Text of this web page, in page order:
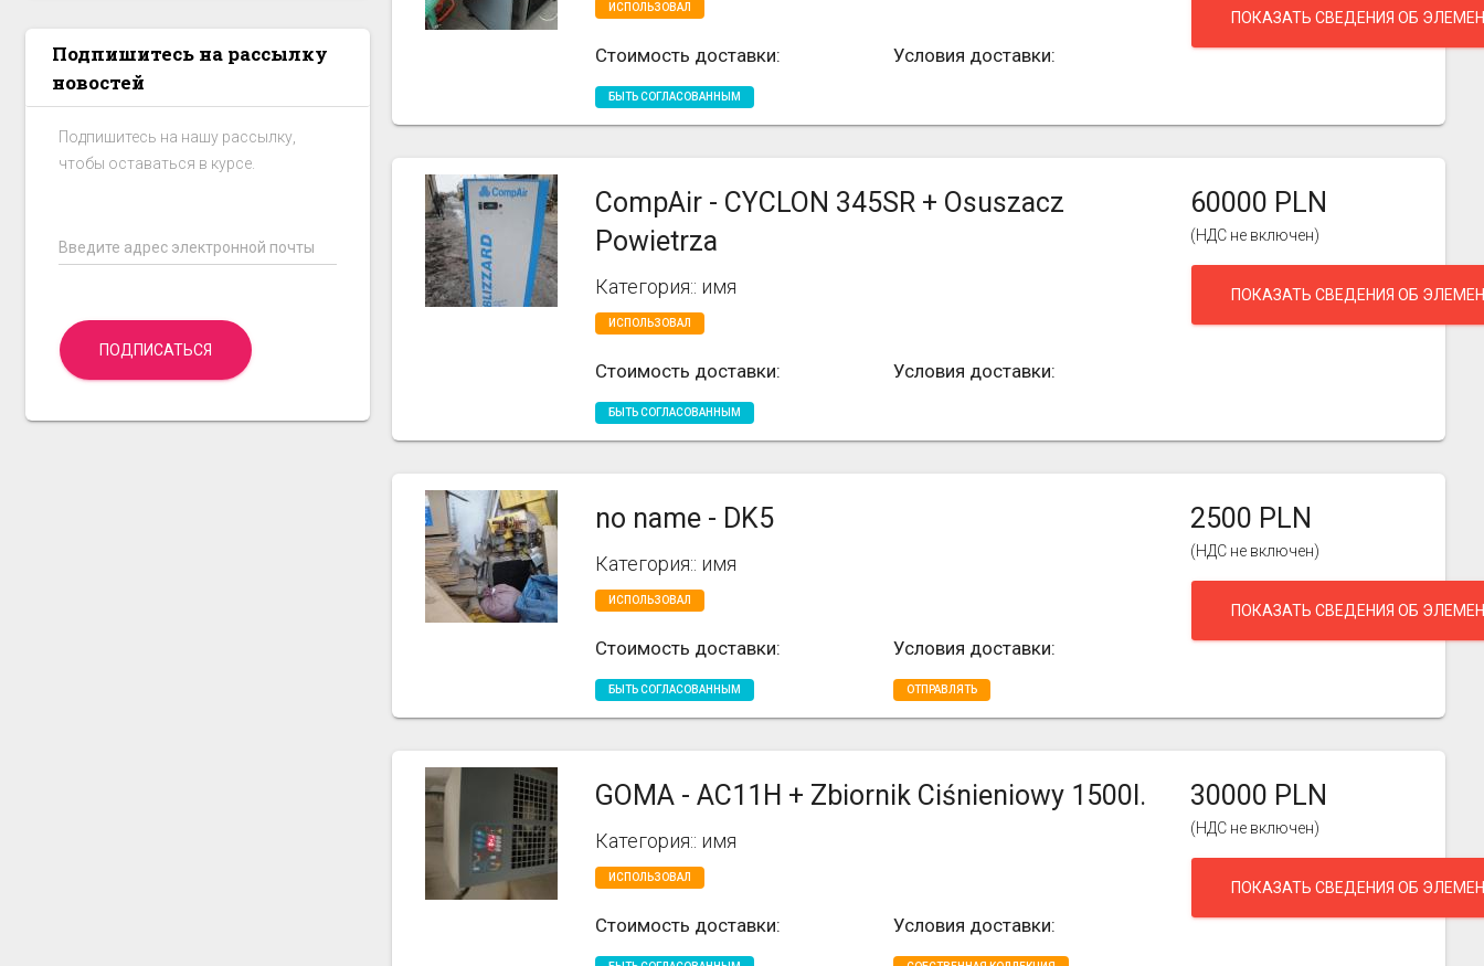
Подпишитесь на рассылку
новостей
Подпишитесь на нашу рассылку,
чтобы оставаться в курсе.
Введите адрес электронной почты
ПОДПИСАТЬСЯ
ИСПОЛЬЗОВАЛ
Стоимость доставки:
БЫТЬ СОГЛАСОВАННЫМ
Условия доставки:
ПОКАЗАТЬ СВЕДЕНИЯ ОБ
CompAir - CYCLON 345SR + Osuszacz
Powietrza
Категория:: имя
ИСПОЛЬЗОВАЛ
Стоимость доставки:
БЫТЬ СОГЛАСОВАННЫМ
Условия доставки:
60000 PLN
(НДС не включен)
ПОКАЗАТЬ СВЕДЕНИЯ ОБ
no name - DK5
Категория:: имя
ИСПОЛЬЗОВАЛ
Стоимость доставки:
БЫТЬ СОГЛАСОВАННЫМ
Условия доставки:
ОТПРАВЛЯТЬ
2500 PLN
(НДС не включен)
ПОКАЗАТЬ СВЕДЕНИЯ ОБ
GOMA - AC11H + Zbiornik Ciśnieniowy 1500l.
Категория:: имя
ИСПОЛЬЗОВАЛ
Стоимость доставки: Условия доставки:
30000 PLN
(НДС не включен)
ПОКАЗАТЬ СВЕДЕНИЯ ОБ